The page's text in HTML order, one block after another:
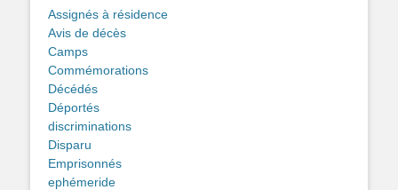
Assignés à résidence
Avis de décès
Camps
Commémorations
Décédés
Déportés
discriminations
Disparu
Emprisonnés
ephémeride